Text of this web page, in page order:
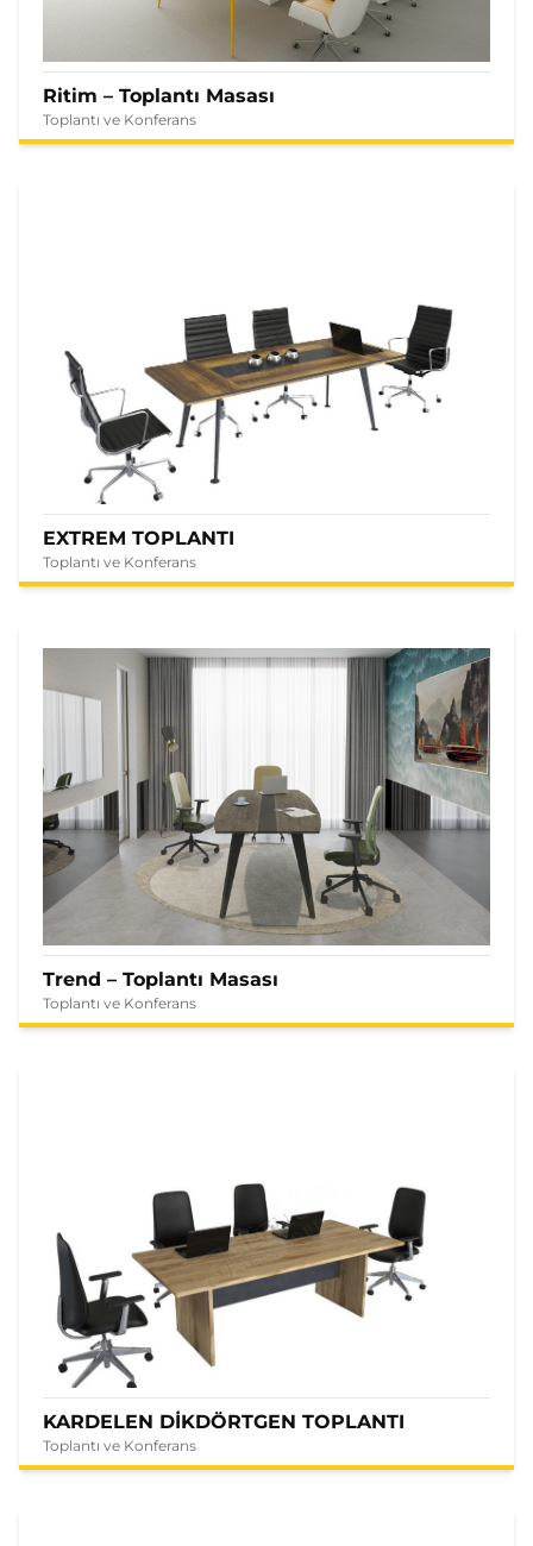
Ritim – Toplantı Masası
Toplantı ve Konferans
EXTREM TOPLANTI
Toplantı ve Konferans
Trend – Toplantı Masası
Toplantı ve Konferans
KARDELEN DİKDÖRTGEN TOPLANTI
Toplantı ve Konferans